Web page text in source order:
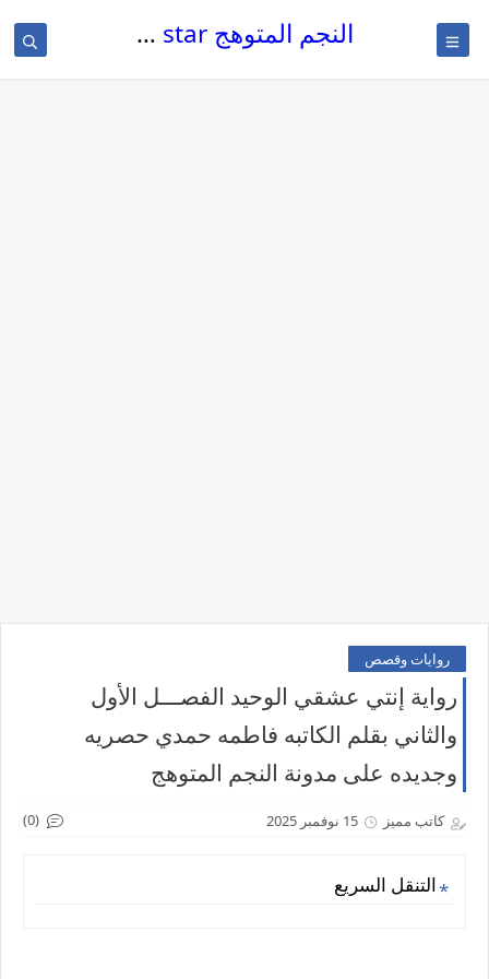
النجم المتوهج The glowing star
روايات وقصص
رواية إنتي عشقي الوحيد الفصـــل الأول
والثاني بقلم الكاتبه فاطمه حمدي حصريه
وجديده على مدونة النجم المتوهج
كاتب مميز 15 نوفمبر 2025 (0)
التنقل السريع